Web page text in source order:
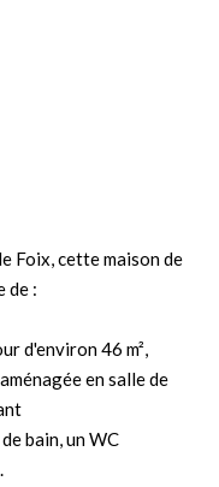
Foix, cette maison de
de :
d'environ 46 m²,
en salle de
bain, un WC